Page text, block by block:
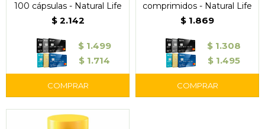
100 cápsulas - Natural Life
$ 2.142
$ 1.499
$ 1.714
comprimidos - Natural Life
$ 1.869
$ 1.308
$ 1.495